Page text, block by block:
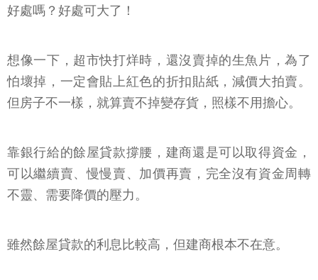
好處嗎？好處可大了！
想像一下，超市快打烊時，還沒賣掉的生魚片，為了
怕壞掉，一定會貼上紅色的折扣貼紙，減價大拍賣。
但房子不一樣，就算賣不掉變存貨，照樣不用擔心。
靠銀行給的餘屋貸款撐腰，建商還是可以取得資金，
可以繼續賣、慢慢賣、加價再賣，完全沒有資金周轉
不靈、需要降價的壓力。
雖然餘屋貸款的利息比較高，但建商根本不在意。